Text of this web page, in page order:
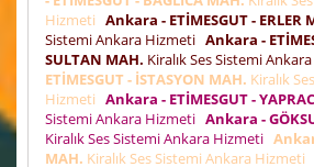
Hizmeti Ankara - ETİMESGUT - ERLER
Sistemi Ankara Hizmeti Ankara -
SULTAN MAH. Kiralık Ses Sistemi
ETİMESGUT - İSTASYON MAH. Kiralık
Hizmeti Ankara - ETİMESGUT -
Sistemi Ankara Hizmeti Ankara -
Kiralık Ses Sistemi Ankara Hizmeti
MAH. Kiralık Ses Sistemi Ankara Hizmeti